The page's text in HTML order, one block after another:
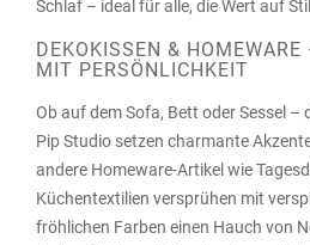
Schlaf – ideal für alle, die Wert auf
DEKOKISSEN &
MIT PERSÖNLICHKEIT
Ob auf dem Sofa, Bett oder Sessel –
Pip Studio setzen charmante
andere Homeware-Artikel wie
Küchentextilien versprühen mit
fröhlichen Farben einen Hauch von